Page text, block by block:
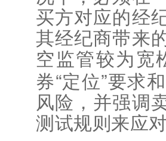
买方对应的经
其经纪商带来
空监管较为宽
券“定位”要求
风险，并强调
测试规则来应